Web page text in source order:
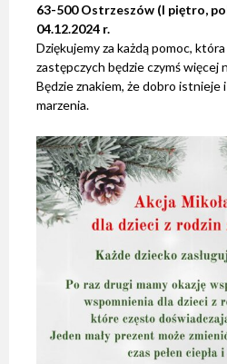
63-500 Ostrzeszów (I piętro,
04.12.2024 r.
Dziękujemy za każdą pomoc,
zastępczych będzie czymś więcej
Będzie znakiem, że dobro istnieje
marzenia.